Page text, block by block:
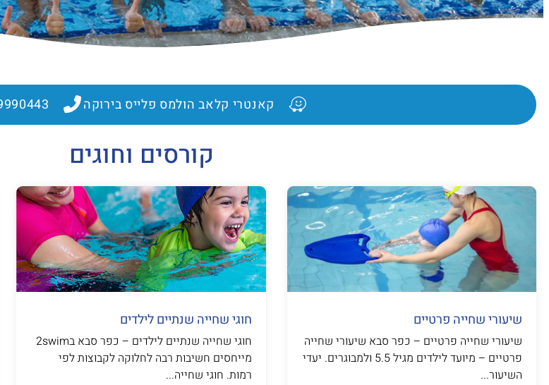
קאנטרי קלאב הולמס פלייס בירוקה
קורסים וחוגים
שיעורי שחייה פרטיים
שיעורי שחייה פרטיים – כפר סבא שיעורי שחייה
פרטיים – מיועד לילדים מגיל 5.5 ולמבוגרים. יעדי
השיעור...
חוגי שחייה שנתיים לילדים
חוגי שחייה שנתיים לילדים – כפר סבא ב2swim
מייחסים חשיבות רבה לחלוקה לקבוצות לפי
רמות. חוגי שחייה...